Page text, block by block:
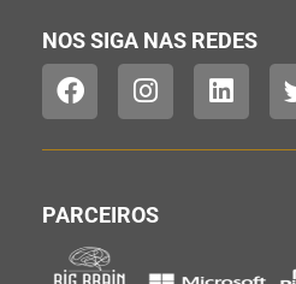
NOS SIGA NAS REDES
PARCEIROS